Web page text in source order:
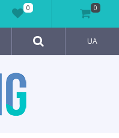
UA
0 0